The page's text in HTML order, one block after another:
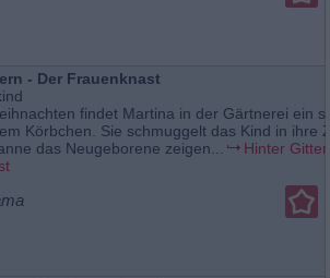
- Der Frauenknast
findet Martina in der Gärtnerei ein
Körbchen. Sie schmuggelt das Kind in ihre
das Neugeborene zeigen...
Hinter